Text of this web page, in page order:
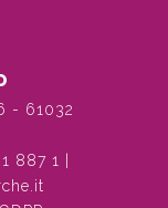
- 61032
887 1